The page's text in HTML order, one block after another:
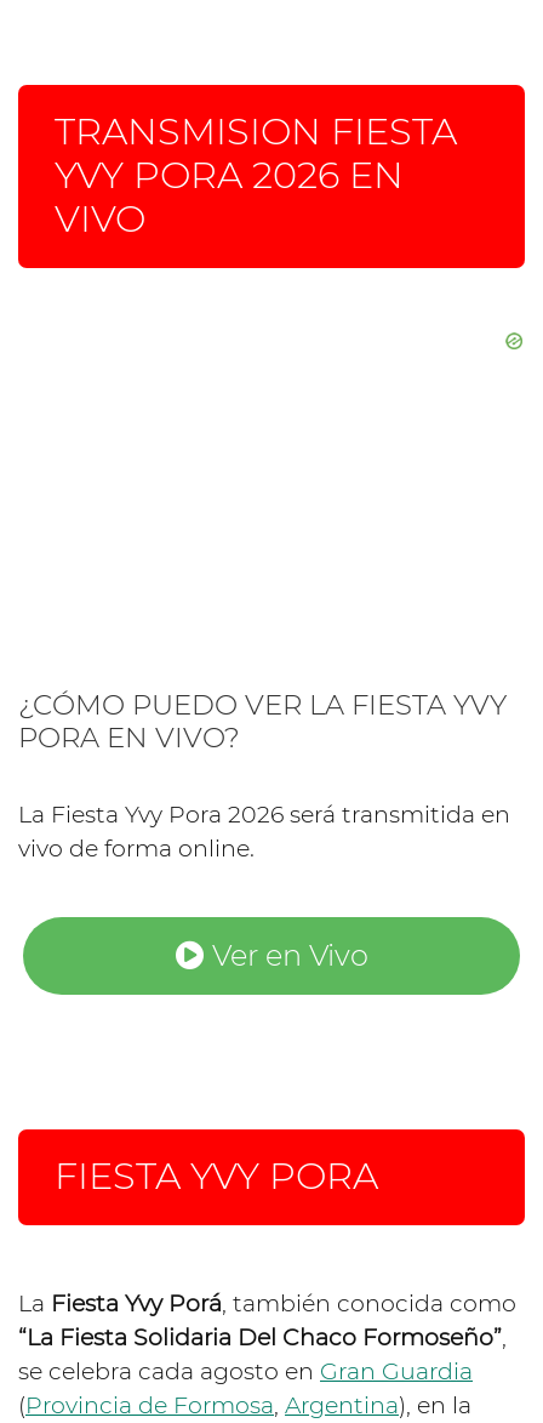
TRANSMISION FIESTA
YVY PORA 2026 EN
VIVO
¿CÓMO PUEDO VER LA FIESTA YVY
PORA EN VIVO?
La Fiesta Yvy Pora 2026 será transmitida en
vivo de forma online.
Ver en Vivo
FIESTA YVY PORA
La Fiesta Yvy Porá, también conocida como
“La Fiesta Solidaria Del Chaco Formoseño”,
se celebra cada agosto en Gran Guardia
(Provincia de Formosa, Argentina), en la